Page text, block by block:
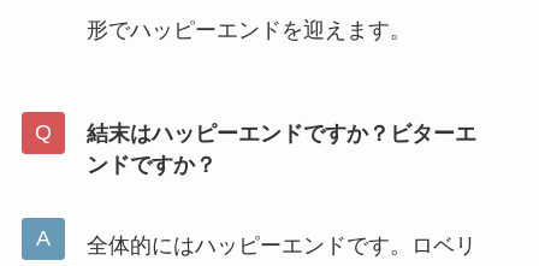
形でハッピーエンドを迎えます。
結末はハッピーエンドですか？ビターエ
ンドですか？
全体的にはハッピーエンドです。ロベリ